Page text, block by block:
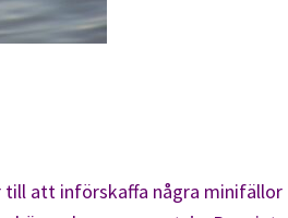
till att införskaffa några minifällor